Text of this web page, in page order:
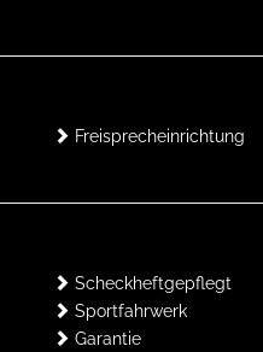
Freisprecheinrichtung
Scheckheftgepflegt
Sportfahrwerk
Garantie